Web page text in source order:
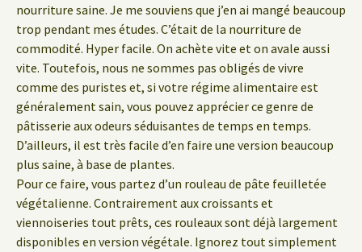
nourriture saine. Je me souviens que j’en ai mangé beaucoup
trop pendant mes études. C’était de la nourriture de
commodité. Hyper facile. On achète vite et on avale aussi
vite. Toutefois, nous ne sommes pas obligés de vivre
comme des puristes et, si votre régime alimentaire est
généralement sain, vous pouvez apprécier ce genre de
pâtisserie aux odeurs séduisantes de temps en temps.
D’ailleurs, il est très facile d’en faire une version beaucoup
plus saine, à base de plantes.
Pour ce faire, vous partez d’un rouleau de pâte feuilletée
végétalienne. Contrairement aux croissants et
viennoiseries tout prêts, ces rouleaux sont déjà largement
disponibles en version végétale. Ignorez tout simplement